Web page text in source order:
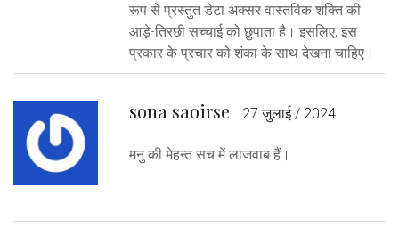
रूप से प्रस्तुत डेटा अक्सर वास्तविक शक्ति की
आड़े-तिरछी सच्चाई को छुपाता है। इसलिए, इस
प्रकार के प्रचार को शंका के साथ देखना चाहिए।
sona saoirse 27 जुलाई / 2024
मनु की मेहन्त सच में लाजवाब हैं।